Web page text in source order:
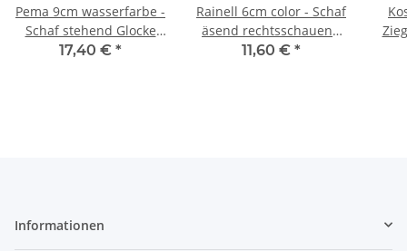
Pema 9cm wasserfarbe -
Schaf stehend Glocke
rechtssch. -264
17,40 € *
Rainell 6cm color - Schaf
äsend rechtsschauend
-257
11,60 € *
Informationen